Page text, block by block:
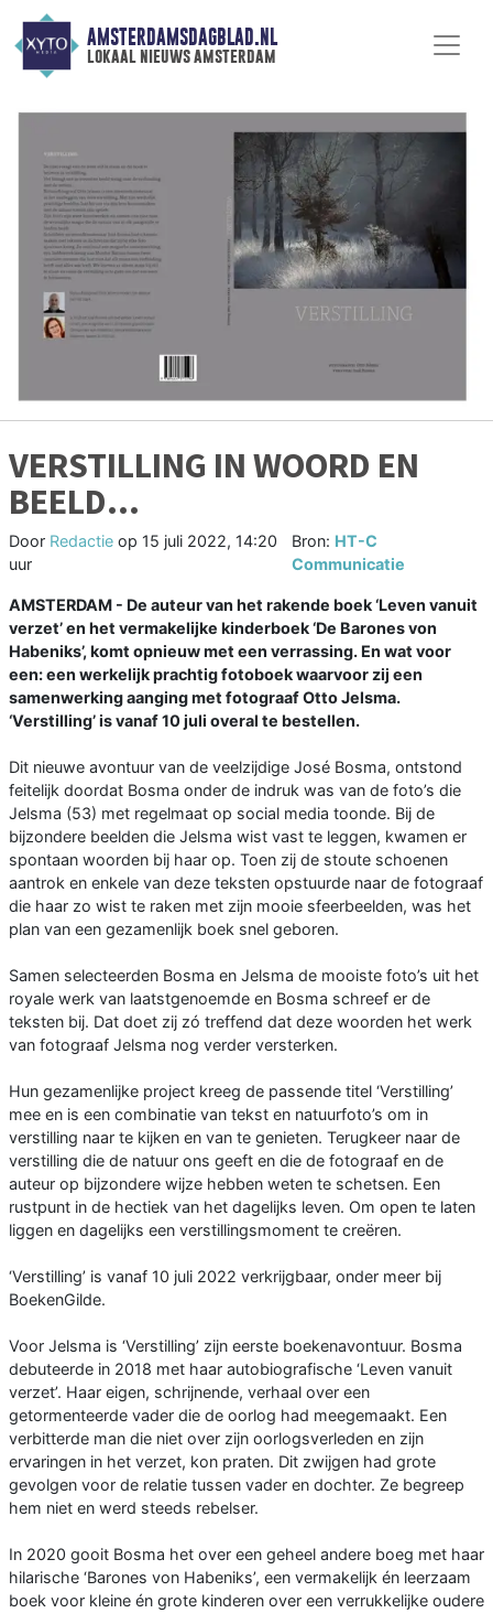
AMSTERDAMSDAGBLAD.NL
lokaal nieuws amsterdam
VERSTILLING IN WOORD EN
BEELD…
Door Redactie op 15 juli 2022, 14:20
uur
Bron: HT-C
Communicatie
AMSTERDAM - De auteur van het rakende boek ‘Leven vanuit
verzet’ en het vermakelijke kinderboek ‘De Barones von
Habeniks’, komt opnieuw met een verrassing. En wat voor
een: een werkelijk prachtig fotoboek waarvoor zij een
samenwerking aanging met fotograaf Otto Jelsma.
‘Verstilling’ is vanaf 10 juli overal te bestellen.
Dit nieuwe avontuur van de veelzijdige José Bosma, ontstond
feitelijk doordat Bosma onder de indruk was van de foto’s die
Jelsma (53) met regelmaat op social media toonde. Bij de
bijzondere beelden die Jelsma wist vast te leggen, kwamen er
spontaan woorden bij haar op. Toen zij de stoute schoenen
aantrok en enkele van deze teksten opstuurde naar de fotograaf
die haar zo wist te raken met zijn mooie sfeerbeelden, was het
plan van een gezamenlijk boek snel geboren.
Samen selecteerden Bosma en Jelsma de mooiste foto’s uit het
royale werk van laatstgenoemde en Bosma schreef er de
teksten bij. Dat doet zij zó treffend dat deze woorden het werk
van fotograaf Jelsma nog verder versterken.
Hun gezamenlijke project kreeg de passende titel ‘Verstilling’
mee en is een combinatie van tekst en natuurfoto’s om in
verstilling naar te kijken en van te genieten. Terugkeer naar de
verstilling die de natuur ons geeft en die de fotograaf en de
auteur op bijzondere wijze hebben weten te schetsen. Een
rustpunt in de hectiek van het dagelijks leven. Om open te laten
liggen en dagelijks een verstillingsmoment te creëren.
‘Verstilling’ is vanaf 10 juli 2022 verkrijgbaar, onder meer bij
BoekenGilde.
Voor Jelsma is ‘Verstilling’ zijn eerste boekenavontuur. Bosma
debuteerde in 2018 met haar autobiografische ‘Leven vanuit
verzet’. Haar eigen, schrijnende, verhaal over een
getormenteerde vader die de oorlog had meegemaakt. Een
verbitterde man die niet over zijn oorlogsverleden en zijn
ervaringen in het verzet, kon praten. Dit zwijgen had grote
gevolgen voor de relatie tussen vader en dochter. Ze begreep
hem niet en werd steeds rebelser.
In 2020 gooit Bosma het over een geheel andere boeg met haar
hilarische ‘Barones von Habeniks’, een vermakelijk én leerzaam
boek voor kleine én grote kinderen over een verrukkelijke oudere